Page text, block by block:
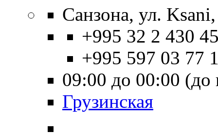
Санзона, ул.
+995 32 2 430
+995 597 03 77
09:00 до 00:00 (до
Грузинская